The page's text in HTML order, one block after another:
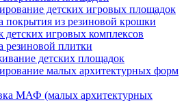
детских игровых площадок
покрытия из резиновой крошки
игровых комплексов
резиновой плитки
детских площадок
малых архитектурных форм
МАФ (малых архитектурных